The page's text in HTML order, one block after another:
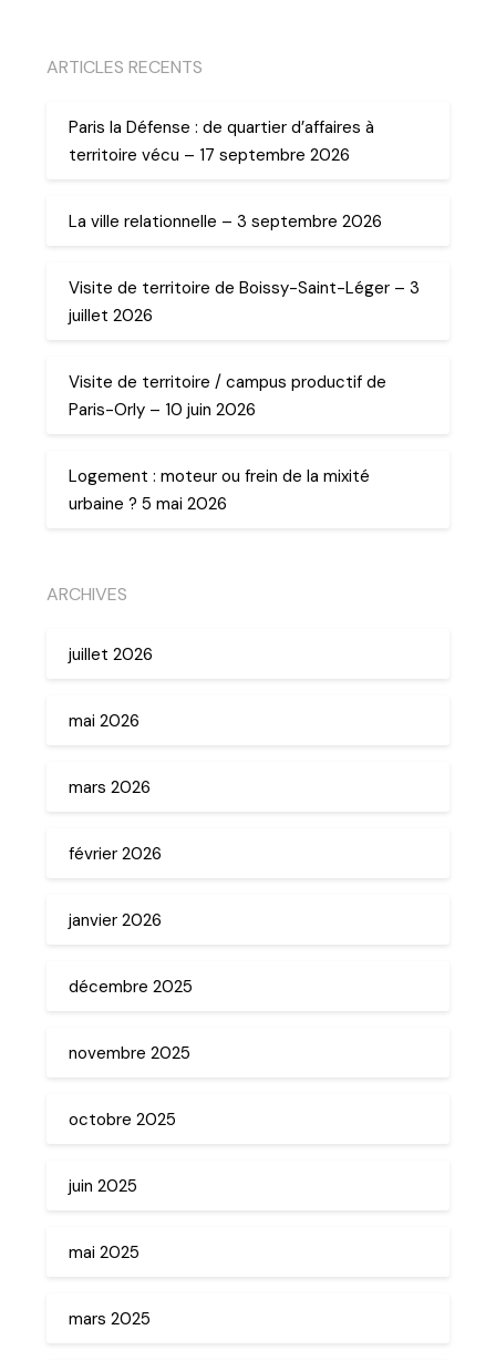
ARTICLES RECENTS
Paris la Défense : de quartier d’affaires à
territoire vécu – 17 septembre 2026
La ville relationnelle – 3 septembre 2026
Visite de territoire de Boissy-Saint-Léger – 3
juillet 2026
Visite de territoire / campus productif de
Paris-Orly – 10 juin 2026
Logement : moteur ou frein de la mixité
urbaine ? 5 mai 2026
ARCHIVES
juillet 2026
mai 2026
mars 2026
février 2026
janvier 2026
décembre 2025
novembre 2025
octobre 2025
juin 2025
mai 2025
mars 2025